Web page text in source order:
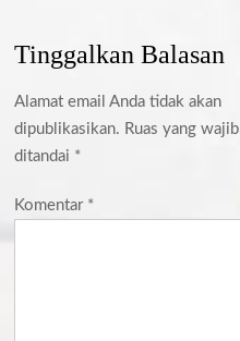
Tinggalkan Balasan
Alamat email Anda tidak akan
dipublikasikan. Ruas yang wajib
ditandai *
Komentar *